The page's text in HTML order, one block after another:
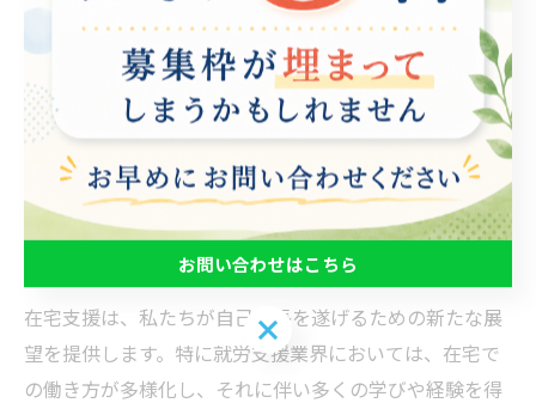
守ってくれる存在がいることは心強く、自己肯定感を育
む手助けとなりました。 このような在宅支援の経験は、
私の人生における新たな道を開くものであり、これから
もさらなる自己成長を続けていきたいと思っています。
振り返りと次のステップ: 在宅支援が教えてく
在宅支援は、私たちが自己成長を遂げるための新たな展
望を提供します。特に就労支援業界においては、在宅で
の働き方が多様化し、それに伴い多くの学びや経験を得
お問い合わせはこちら
お問い合わせはこちら